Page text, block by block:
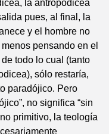
la antropodicea
pues, al final, la
y el hombre no
pensando en el
todo lo cual (tanto
sólo restaría,
paradójico. Pero
no significa “sin
primitivo, la teología